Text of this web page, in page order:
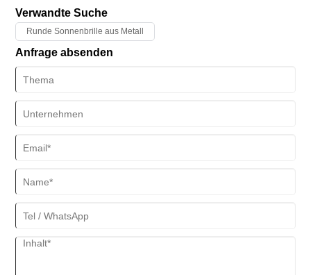
Augen vor den schädlichen Strahlen der Sonne zu schützen. Die
Wahl des richtigen Materials für Ihre Sonnenbrille ist ebenso wichtig
wie die Wahl des richtigen Stils. In den letzten Jahren haben
Aluminium-Sonnenbrillen aufgrund ihrer einzigartigen Vorteile bei
Verwandte Suche
Runde Sonnenbrille aus Metall
Anfrage absenden